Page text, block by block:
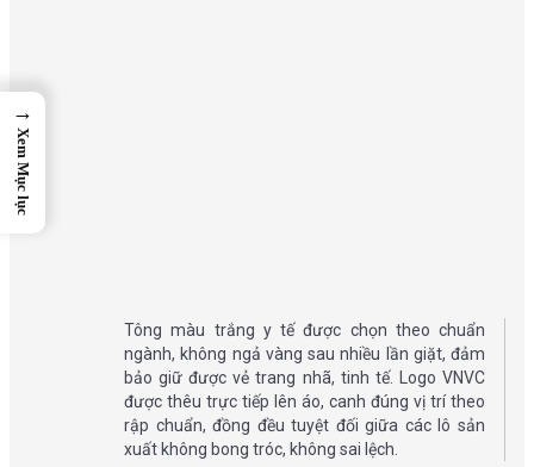
Tông màu trắng y tế được chọn theo chuẩn
ngành, không ngả vàng sau nhiều lần giặt, đảm
bảo giữ được vẻ trang nhã, tinh tế. Logo VNVC
được thêu trực tiếp lên áo, canh đúng vị trí theo
rập chuẩn, đồng đều tuyệt đối giữa các lô sản
xuất không bong tróc, không sai lệch.
→
Xem Mục lục